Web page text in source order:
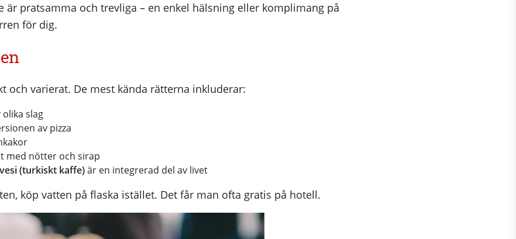
är pratsamma och trevliga – en enkel hälsning eller komplimang på
för dig.
och varierat. De mest kända rätterna inkluderar:
slag
av pizza
med nötter och sirap
(turkiskt kaffe)är en integrerad del av livet
köp vatten på flaska istället. Det får man ofta gratis på hotell.